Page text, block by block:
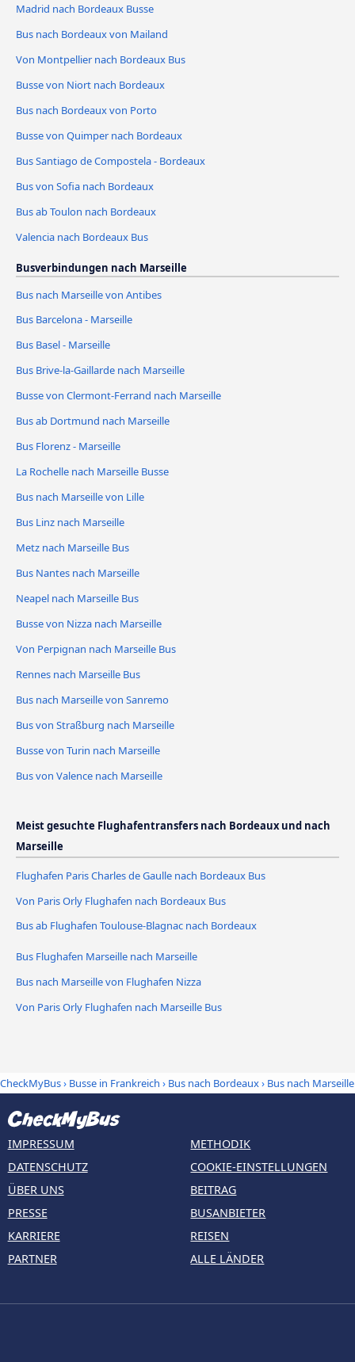
Madrid nach Bordeaux Busse
Bus nach Bordeaux von Mailand
Von Montpellier nach Bordeaux Bus
Busse von Niort nach Bordeaux
Bus nach Bordeaux von Porto
Busse von Quimper nach Bordeaux
Bus Santiago de Compostela - Bordeaux
Bus von Sofia nach Bordeaux
Bus ab Toulon nach Bordeaux
Valencia nach Bordeaux Bus
Busverbindungen nach Marseille
Bus nach Marseille von Antibes
Bus Barcelona - Marseille
Bus Basel - Marseille
Bus Brive-la-Gaillarde nach Marseille
Busse von Clermont-Ferrand nach Marseille
Bus ab Dortmund nach Marseille
Bus Florenz - Marseille
La Rochelle nach Marseille Busse
Bus nach Marseille von Lille
Bus Linz nach Marseille
Metz nach Marseille Bus
Bus Nantes nach Marseille
Neapel nach Marseille Bus
Busse von Nizza nach Marseille
Von Perpignan nach Marseille Bus
Rennes nach Marseille Bus
Bus nach Marseille von Sanremo
Bus von Straßburg nach Marseille
Busse von Turin nach Marseille
Bus von Valence nach Marseille
Meist gesuchte Flughafentransfers nach Bordeaux und nach
Marseille
Flughafen Paris Charles de Gaulle nach Bordeaux Bus
Von Paris Orly Flughafen nach Bordeaux Bus
Bus ab Flughafen Toulouse-Blagnac nach Bordeaux
Bus Flughafen Marseille nach Marseille
Bus nach Marseille von Flughafen Nizza
Von Paris Orly Flughafen nach Marseille Bus
CheckMyBus› Busse in Frankreich › Bus nach Bordeaux› Bus nach Marseille
IMPRESSUM
DATENSCHUTZ
ÜBER UNS
PRESSE
KARRIERE
PARTNER
METHODIK
COOKIE-EINSTELLUNGEN
BEITRAG
BUSANBIETER
REISEN
ALLE LÄNDER